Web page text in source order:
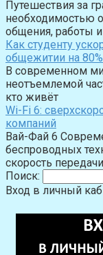
Путешествия за
необходимостью
общения, работы и
Как студенту
общежитии на 80%
В современном
неотъемлемой
кто живёт
Wi-Fi 6:
компаний
Вай-Фай 6
беспроводных
скорость передачи
Поиск:
Вход в личный